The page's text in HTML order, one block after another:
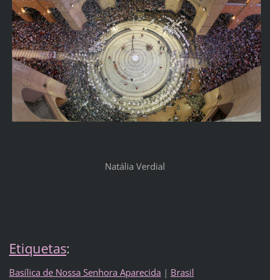
Natália Verdial
Etiquetas:
Basílica de Nossa Senhora Aparecida | Brasil